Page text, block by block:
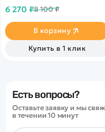
6 270 ₽8 100 ₽
В корзину
Купить в 1 клик
Есть вопросы?
Оставьте заявку и мы
в течении 10 минут